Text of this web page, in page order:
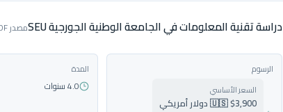
دراسة تقنية المعلومات في الجامعة الوطنية الجورجية SEU مصدر PDF
الرسوم
السعر الأساسي
🇺🇸 $3,900 دولار أمريكي
المدة
4.0 سنوات